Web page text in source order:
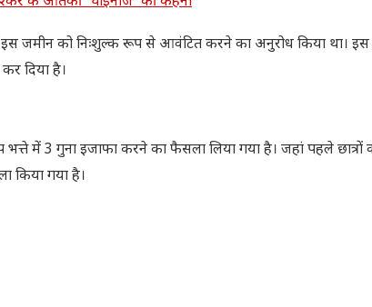
जमीन को निःशुल्क रूप से आवंटित करने का अनुरोध किया था।
दिया है।
में 3 गुना इजाफा करने का फैसला लिया गया है। जहां पहले छात्रों
गया है।